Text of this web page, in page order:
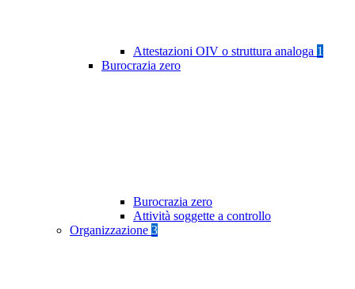
Attestazioni OIV o struttura analoga 1
Burocrazia zero
Burocrazia zero
Attività soggette a controllo
Organizzazione 3